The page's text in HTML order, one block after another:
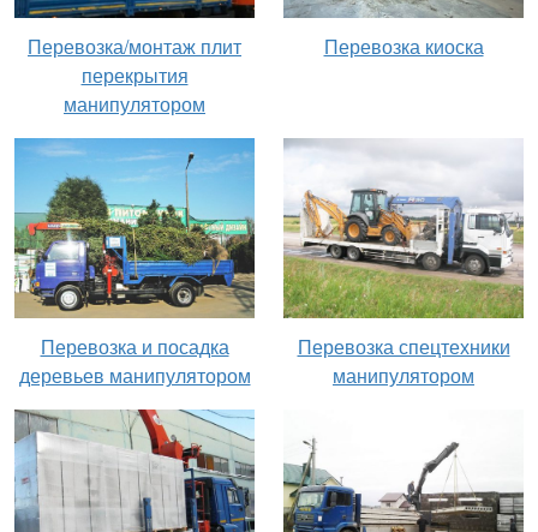
Перевозка/монтаж плит
перекрытия
манипулятором
Перевозка киоска
Перевозка и посадка
деревьев манипулятором
Перевозка спецтехники
манипулятором